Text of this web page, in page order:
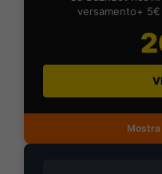
versamento+